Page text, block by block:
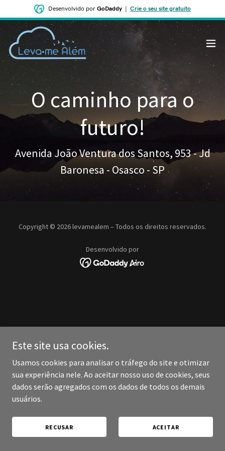
Desenvolvido por GoDaddy Crie o seu site gratuito
O caminho para o
futuro!
Avenida João Ventura dos Santos, 953 - Jd
Baronesa - Osasco - SP
Copyright © 2026 levamealem – Todos os direitos reservados.
Desenvolvido por
Este site usa cookies.
Usamos cookies para analisar o tráfego do site e otimizar
sua experiência nele. Ao aceitar nosso uso de cookies, seus
dados serão agregados com os dados de todos os demais
usuários.
RECUSAR ACEITAR